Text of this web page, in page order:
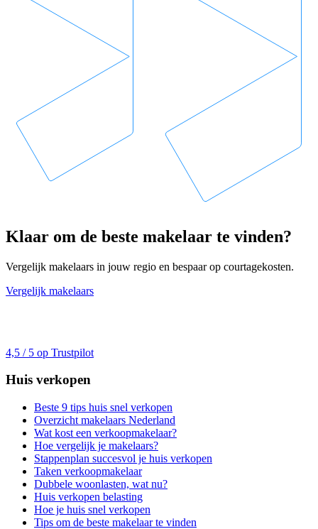
Klaar om de beste makelaar te vinden?
Vergelijk makelaars in jouw regio en bespaar op courtagekosten.
Vergelijk makelaars
4,5 / 5 op Trustpilot
Huis verkopen
Beste 9 tips huis snel verkopen
Overzicht makelaars Nederland
Wat kost een verkoopmakelaar?
Hoe vergelijk je makelaars?
Stappenplan succesvol je huis verkopen
Taken verkoopmakelaar
Dubbele woonlasten, wat nu?
Huis verkopen belasting
Hoe je huis snel verkopen
Tips om de beste makelaar te vinden